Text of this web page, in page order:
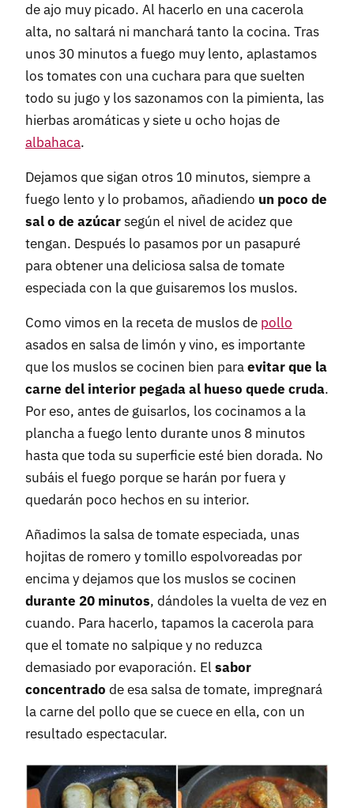
de ajo muy picado. Al hacerlo en una cacerola
alta, no saltará ni manchará tanto la cocina. Tras
unos 30 minutos a fuego muy lento, aplastamos
los tomates con una cuchara para que suelten
todo su jugo y los sazonamos con la pimienta, las
hierbas aromáticas y siete u ocho hojas de
albahaca.
Dejamos que sigan otros 10 minutos, siempre a
fuego lento y lo probamos, añadiendo un poco de
sal o de azúcarsegún el nivel de acidez que
tengan. Después lo pasamos por un pasapuré
para obtener una deliciosa salsa de tomate
especiada con la que guisaremos los muslos.
Como vimos en la receta de muslos de pollo
asados en salsa de limón y vino, es importante
que los muslos se cocinen bien paraevitar que la
carne del interior pegada al hueso quede cruda.
Por eso, antes de guisarlos, los cocinamos a la
plancha a fuego lento durante unos 8 minutos
hasta que toda su superficie esté bien dorada. No
subáis el fuego porque se harán por fuera y
quedarán poco hechos en su interior.
Añadimos la salsa de tomate especiada, unas
hojitas de romero y tomillo espolvoreadas por
encima y dejamos que los muslos se cocinen
durante 20 minutos, dándoles la vuelta de vez en
cuando. Para hacerlo, tapamos la cacerola para
que el tomate no salpique y no reduzca
demasiado por evaporación. El sabor
concentrado de esa salsa de tomate, impregnará
la carne del pollo que se cuece en ella, con un
resultado espectacular.